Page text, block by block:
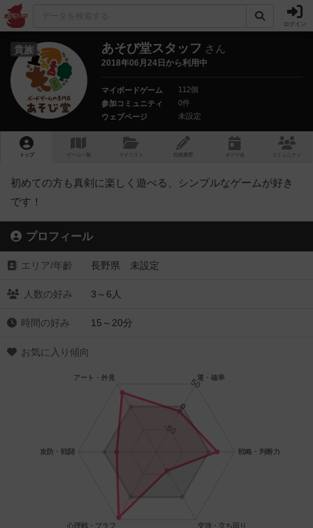
ログイン
貴族 あそび堂スタッフ さん
2018年06月24日から利用中
マイボードゲーム
112個
参加コミュニティ
0件
ウェブページ
未設定
トップ ゲーム一覧 マイリスト 投稿履歴 ボ ドゲ コミュニティ
初めての方も真剣に楽しく遊べる、シンプルなゲームが好き
です！
プロフィール
エリア/年齡 長野県 未設定
人数の好み 3～6人
時間の好み 15～20分
お気に入り傾向